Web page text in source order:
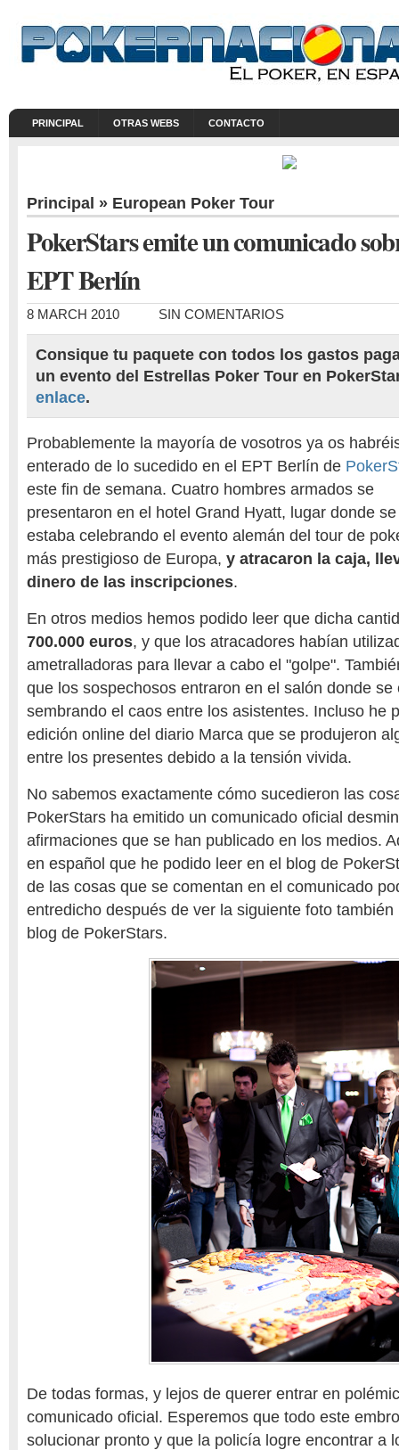
PRINCIPAL OTRAS WEBS CONTACTO
Principal » European Poker Tour
PokerStars emite un comunicado
EPT Berlín
8 MARCH 2010 SIN COMENTARIOS
Consique tu paquete con todos los gastos
un evento del Estrellas Poker Tour en
enlace.
Probablemente la mayoría de vosotros ya os
enterado de lo sucedido en el EPT Berlín de
este fin de semana. Cuatro hombres armados se
presentaron en el hotel Grand Hyatt, lugar donde se
estaba celebrando el evento alemán del tour de
más prestigioso de Europa, y atracaron la caja,
dinero de las inscripciones.
En otros medios hemos podido leer que dicha
700.000 euros, y que los atracadores habían
ametralladoras para llevar a cabo el "golpe".
que los sospechosos entraron en el salón donde
sembrando el caos entre los asistentes. Incluso he
edición online del diario Marca que se produjeron
entre los presentes debido a la tensión vivida.
No sabemos exactamente cómo sucedieron las
PokerStars ha emitido un comunicado oficial
afirmaciones que se han publicado en los medios.
en español que he podido leer en el blog de
de las cosas que se comentan en el comunicado
entredicho después de ver la siguiente foto
blog de PokerStars.
De todas formas, y lejos de querer entrar en
comunicado oficial. Esperemos que todo este
solucionar pronto y que la policía logre encontrar a